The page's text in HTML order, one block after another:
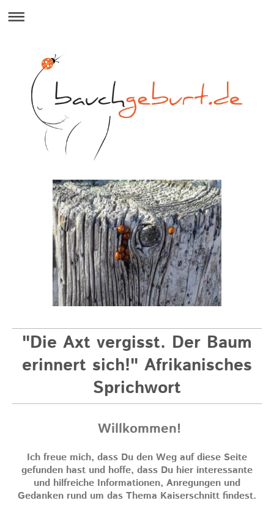
"Die Axt vergisst. Der Baum
erinnert sich!" Afrikanisches
Sprichwort
Willkommen!
Ich freue mich, dass Du den Weg auf diese Seite
gefunden hast und hoffe, dass Du hier interessante
und hilfreiche Informationen, Anregungen und
Gedanken rund um das Thema Kaiserschnitt findest.